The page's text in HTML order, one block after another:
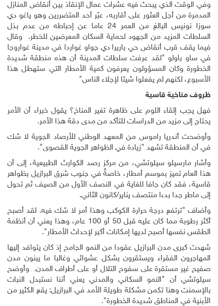
وفي الوقت الذي يبحث فيه عشرات عمال الإنقاذ بين أنقاض المنازل
المدمرة من أجل العثور على أقاربه، عبّر أحد المتضررين وهو ياغو دي
سوزا نونيس البالغ من العمر 24 عاما عن إحباطه من عدم بذل
السلطات المزيد من الجهود لحماية السكان المعرضين للخطر. وقال
فيما يقف قرب أنقاض حي باريرا دي جواو غواردا في مدينة غواروجا
في ساو باولو "لقد عرفت سلطات المدينة أن هذه منطقة شديدة
الخطورة وكان المسؤولون يعرفون كمية الأمطار التي ستهطل هذا
الأسبوع، لكنهم لم يفعلوا شيئا لإجلاء الناس"
ظروف مناخية قاسية
فهل يجب إلقاء اللوم على ظاهرة تغير المناخ؟ يقول خبراء أن الأمر
يحتاج إلى مزيد من الدراسات للتأكد من مدى دقة هذا الأمر.
وأوضحت أندريا راموس من المعهد الوطني للأرصاد الجوية لا شك
في أن المنطقة تشهد "زيادة في الظواهر الجوية القصوى".
وأشار مارسيلو سيلوتشي، من مركز رصد الكوارث الطبيعية، إلى أن
هذا العام تميز بموسم أمطار، خاصةً في جنوب شرق البرازيل بظواهر
قاسية، فقد كان جافا للغاية في النصف الأول من الصيف ثم تحول
إلى ماطر جدا بدءا منتصف يناير/كانون الثاني.
وأضاف "ترتفع درجة حرارة الكوكب وهذا أمر لا شك فيه. لقد أصبح
أكثر رطوبة مما كان عليه قبل 50 أو 100 عام، وهذا يعني أن أنظمة
الطقس نفسها أصبح لديها إمكانات أكبر لإحداث الأمطار".
شهدت كبرى مدن البرازيل عقودا من النمو الجامح إذ كان يتوافد إليها
المهاجرون الفقراء ويستقرون بشكل عشوائي وغالبا ما يبنون مدن
صفيح غير مستقرة على سفوح التلال أو على أطراف المدن. وأوضح
سيلوتشي أن "النمو السكاني والمدني يعني أننا نستبدل النبات
بالإسمنت وهنا تكمن مشكلة طويلة الأمد في البرازيل: يقع الكثير من
الأبنية في المناطق شديدة الخطورة".